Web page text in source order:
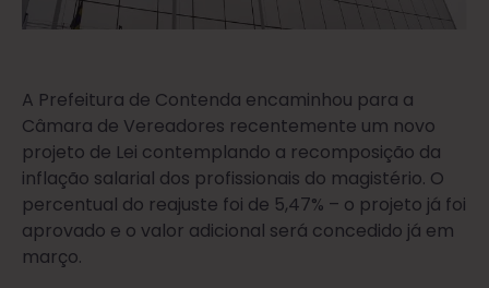
A Prefeitura de Contenda encaminhou para a
Câmara de Vereadores recentemente um novo
projeto de Lei contemplando a recomposição da
inflação salarial dos profissionais do magistério. O
percentual do reajuste foi de 5,47% – o projeto já foi
aprovado e o valor adicional será concedido já em
março.